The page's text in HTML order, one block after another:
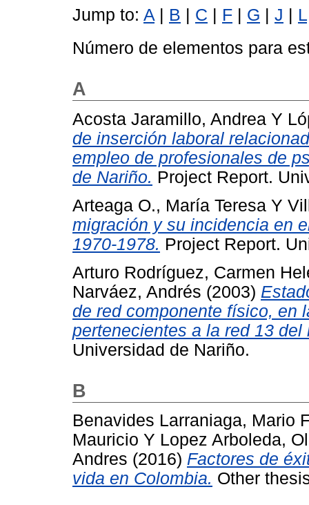
Jump to: A B C F G J L
Número de elementos para
A
Acosta Jaramillo, Andrea Y
de inserción laboral
empleo de profesionales de
de Nariño. Project Report.
Arteaga O., María Teresa Y
migración y su incidencia en
1970-1978. Project Report.
Arturo Rodríguez, Carmen
Narváez, Andrés (2003)
de red componente físico, en
pertenecientes a la red 13
Universidad de Nariño.
B
Benavides Larraniaga, Mario
Mauricio Y Lopez Arboleda,
Andres (2016) Factores de
vida en Colombia. Other